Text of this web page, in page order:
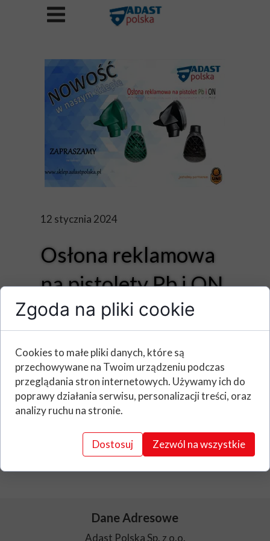
12 stycznia 2024
Osłona reklamowa
na pistolety Pb i ON
Nowość w naszej ofercie,
PbiON
Zapraszamy na zakupy do naszego e-
sklepu
lub do kontaktu przez formularz
Dane Adresowe
Adast Polska Sp. z o.o.
Zgoda na pliki cookie
Cookies to małe pliki danych, które są
przechowywane na Twoim urządzeniu podczas
przeglądania stron internetowych. Używamy ich do
poprawy działania serwisu, personalizacji treści, oraz
analizy ruchu na stronie.
Dostosuj Zezwól na wszystkie